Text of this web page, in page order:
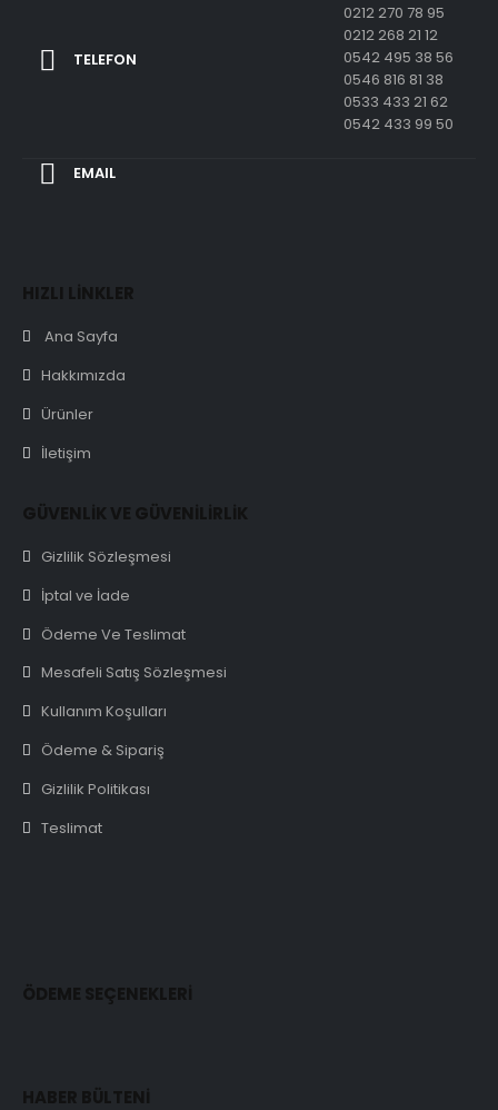
TELEFON
0212 270 78 95
0212 268 21 12
0542 495 38 56
0546 816 81 38
0533 433 21 62
0542 433 99 50
EMAIL
HIZLI LİNKLER
Ana Sayfa
Hakkımızda
Ürünler
İletişim
GÜVENLİK VE GÜVENİLİRLİK
Gizlilik Sözleşmesi
İptal ve İade
Ödeme Ve Teslimat
Mesafeli Satış Sözleşmesi
Kullanım Koşulları
Ödeme & Sipariş
Gizlilik Politikası
Teslimat
ÖDEME SEÇENEKLERİ
HABER BÜLTENİ